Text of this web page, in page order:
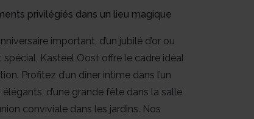
privilégiés dans un lieu magique
important, d’un jubilé d’or ou
spécial, Kasteel Oost offre le cadre idéal
Profitez d’un dîner intime dans l’un
d’une grande fête dans la salle
conviviale dans les jardins. Nos